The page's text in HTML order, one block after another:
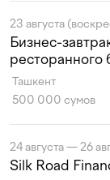
23 августа
Бизнес-
ресторанного
Ташкент
500 000 сумов
24 августа — 26
Silk Road